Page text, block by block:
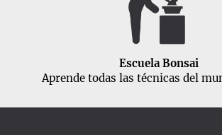
Escuela Bonsai
Aprende todas las técnicas del